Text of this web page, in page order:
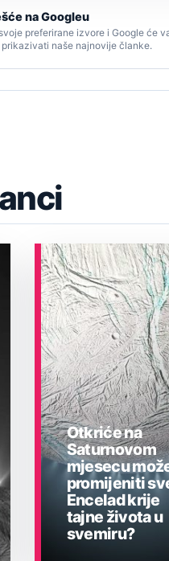
na Googleu
preferirane izvore i Google će
naše najnovije članke.
Otkriće na
Saturnovom
mjesecu
promijeniti
Encelad krije
tajne života u
svemiru?